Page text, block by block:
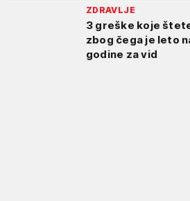
ZDRAVLJE
3 greške koje
zbog čega je leto
godine za vid